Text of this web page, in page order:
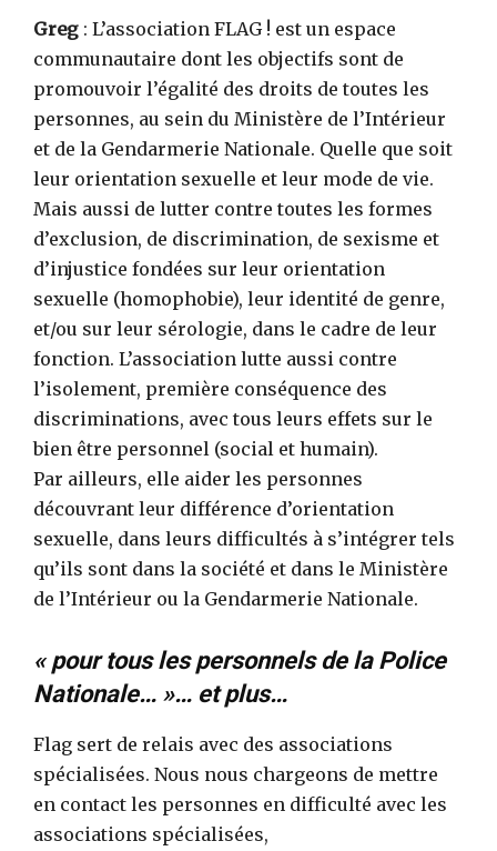
Greg : L’association FLAG ! est un espace
communautaire dont les objectifs sont de
promouvoir l’égalité des droits de toutes les
personnes, au sein du Ministère de l’Intérieur
et de la Gendarmerie Nationale. Quelle que soit
leur orientation sexuelle et leur mode de vie.
Mais aussi de lutter contre toutes les formes
d’exclusion, de discrimination, de sexisme et
d’injustice fondées sur leur orientation
sexuelle (homophobie), leur identité de genre,
et/ou sur leur sérologie, dans le cadre de leur
fonction. L’association lutte aussi contre
l’isolement, première conséquence des
discriminations, avec tous leurs effets sur le
bien être personnel (social et humain).
Par ailleurs, elle aider les personnes
découvrant leur différence d’orientation
sexuelle, dans leurs difficultés à s’intégrer tels
qu’ils sont dans la société et dans le Ministère
de l’Intérieur ou la Gendarmerie Nationale.
« pour tous les personnels de la Police
Nationale… »… et plus…
Flag sert de relais avec des associations
spécialisées. Nous nous chargeons de mettre
en contact les personnes en difficulté avec les
associations spécialisées,